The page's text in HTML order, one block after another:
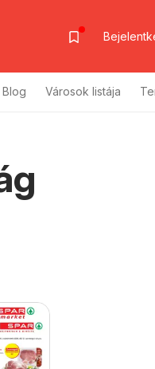
Blog Városok listája